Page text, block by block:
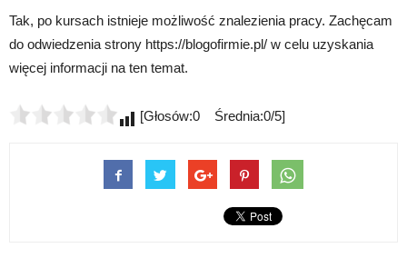
Tak, po kursach istnieje możliwość znalezienia pracy. Zachęcam
do odwiedzenia strony https://blogofirmie.pl/ w celu uzyskania
więcej informacji na ten temat.
[Głosów:0 Średnia:0/5]